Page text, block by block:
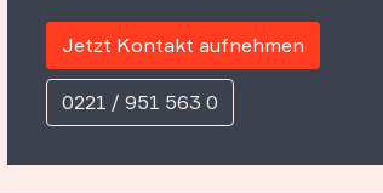
Jetzt Kontakt aufnehmen
0221 / 951 563 0